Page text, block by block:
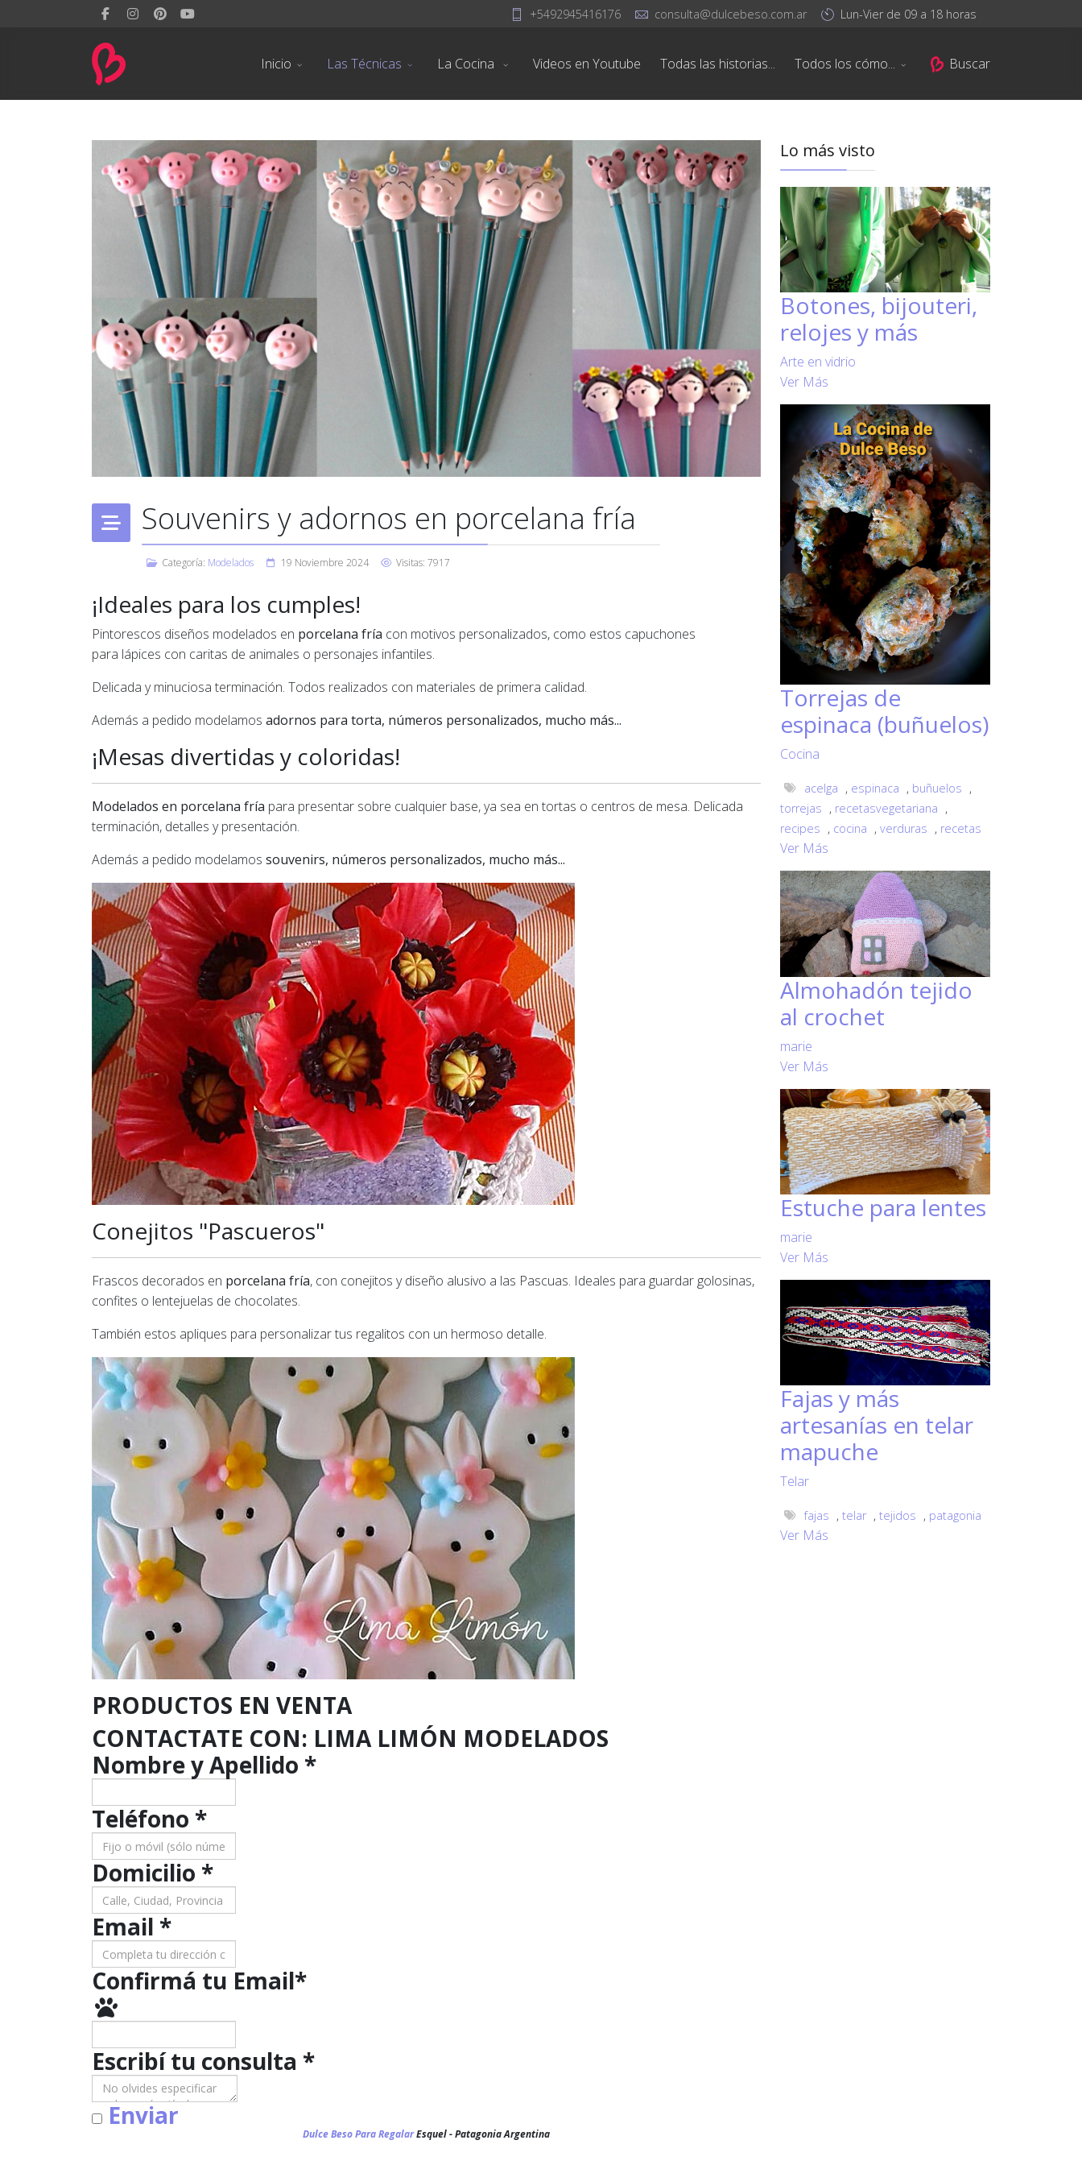
+5492945416176 consulta@dulcebeso.com.ar Lun-Vier de 09 a 18 horas
Inicio Las Técnicas La Cocina Videos en Youtube Todas las historias... Todos los cómo... Buscar
Souvenirs y adornos en porcelana fría
Categoría: Modelados 19 Noviembre 2024 Visitas: 7917
¡Ideales para los cumples!
Pintorescos diseños modelados en porcelana fría con motivos personalizados, como estos capuchones
para lápices con caritas de animales o personajes infantiles.
Delicada y minuciosa terminación. Todos realizados con materiales de primera calidad.
Además a pedido modelamos adornos para torta, números personalizados, mucho más...
¡Mesas divertidas y coloridas!
Modelados en porcelana fría para presentar sobre cualquier base, ya sea en tortas o centros de mesa. Delicada
terminación, detalles y presentación.
Además a pedido modelamos souvenirs, números personalizados, mucho más...
Conejitos "Pascueros"
Frascos decorados en porcelana fría, con conejitos y diseño alusivo a las Pascuas. Ideales para guardar golosinas,
confites o lentejuelas de chocolates.
También estos apliques para personalizar tus regalitos con un hermoso detalle.
PRODUCTOS EN VENTA
CONTACTATE CON: LIMA LIMÓN MODELADOS
Nombre y Apellido *
Teléfono *
Domicilio *
Email *
Confirmá tu Email*
Escribí tu consulta *
Enviar
Dulce Beso Para RegalarEsquel - Patagonia Argentina
Lo más visto
Botones, bijouteri,
relojes y más
Arte en vidrio
Ver Más
Torrejas de
espinaca (buñuelos)
Cocina
acelga , espinaca , buñuelos ,
torrejas , recetasvegetariana ,
recipes , cocina , verduras , recetas
Ver Más
Almohadón tejido
al crochet
marie
Ver Más
Estuche para lentes
marie
Ver Más
Fajas y más
artesanías en telar
mapuche
Telar
fajas , telar , tejidos , patagonia
Ver Más